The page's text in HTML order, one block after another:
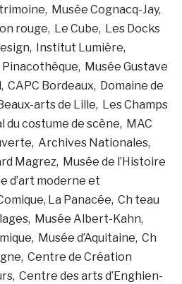
Musée Cognacq-Jay,
rouge, Le Cube, Les Docks
Institut Lumière,
Musée Gustave
CAPC Bordeaux, Domaine de
arts de Lille, Les Champs
costume de scène, MAC
Archives Nationales,
Magrez, Musée de l’Histoire
d’art moderne et
La Panacée, Ch teau
Musée Albert-Kahn,
Musée d’Aquitaine, Ch
Centre de Création
Centre des arts d’Enghien-